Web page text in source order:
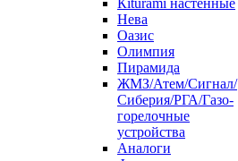
Кiturami настенные
Нева
Оазис
Олимпия
Пирамида
ЖМЗ/Атем/Сигнал/
Сиберия/РГА/Газо-
горелочные
устройства
Aналоги